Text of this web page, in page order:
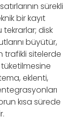
sürekli
bir kayıt
tekrarlar; disk
büyütür,
trafikli sitelerde
tüketilmesine
eklenti,
kısa sürede